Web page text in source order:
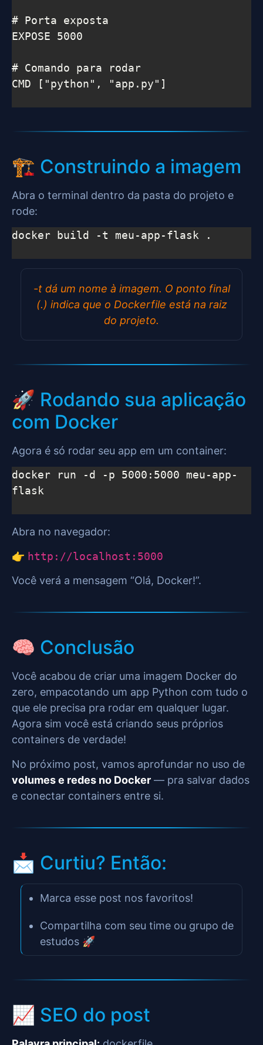
# Porta exposta
EXPOSE 5000
# Comando para rodar
CMD ["python", "app.py"]
🏗️ Construindo a imagem
Abra o terminal dentro da pasta do projeto e
rode:
docker build -t meu-app-flask .
-t dá um nome à imagem. O ponto final
(.) indica que o Dockerfile está na raiz
do projeto.
🚀 Rodando sua aplicação
com Docker
Agora é só rodar seu app em um container:
docker run -d -p 5000:5000 meu-app-
flask
Abra no navegador:
👉 http://localhost:5000
Você verá a mensagem “Olá, Docker!”.
🧠 Conclusão
Você acabou de criar uma imagem Docker do
zero, empacotando um app Python com tudo o
que ele precisa pra rodar em qualquer lugar.
Agora sim você está criando seus próprios
containers de verdade!
No próximo post, vamos aprofundar no uso de
volumes e redes no Docker — pra salvar dados
e conectar containers entre si.
📩 Curtiu? Então:
Marca esse post nos favoritos!
Compartilha com seu time ou grupo de
estudos 🚀
📈 SEO do post